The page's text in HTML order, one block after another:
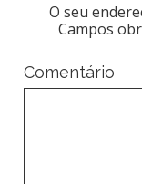
O seu
Campos
Comentário